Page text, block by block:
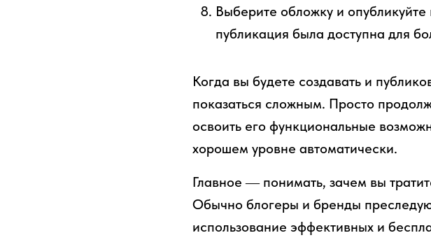
Выберите обложку и опубликуйте
публикация была доступна для
Когда вы будете создавать и
показаться сложным. Просто
освоить его функциональные
хорошем уровне автоматически.
Главное ― понимать, зачем вы
Обычно блогеры и бренды
использование эффективных и